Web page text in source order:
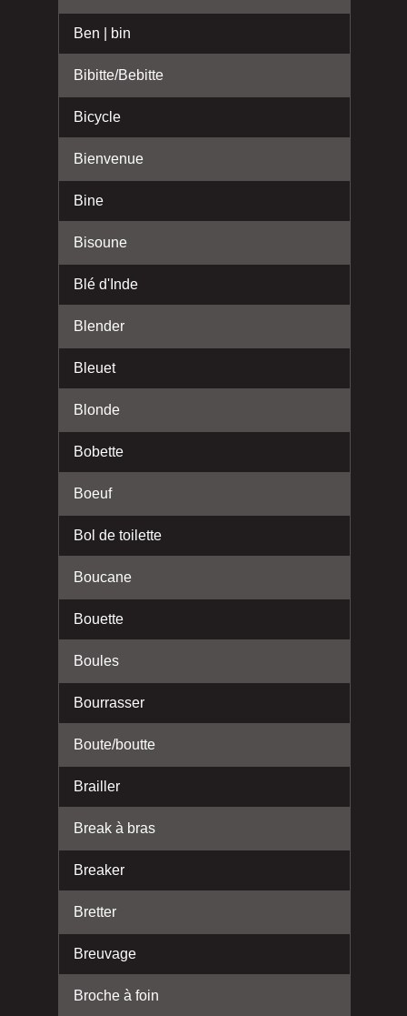
Ben | bin
Bibitte/Bebitte
Bicycle
Bienvenue
Bine
Bisoune
Blé d'Inde
Blender
Bleuet
Blonde
Bobette
Boeuf
Bol de toilette
Boucane
Bouette
Boules
Bourrasser
Boute/boutte
Brailler
Break à bras
Breaker
Bretter
Breuvage
Broche à foin